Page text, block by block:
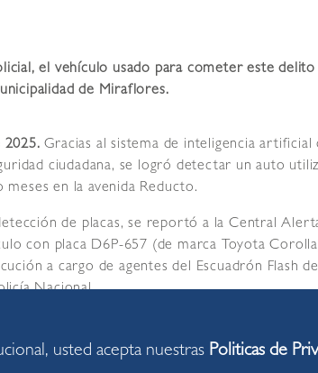
el vehículo usado para cometer este
de Miraflores.
2025.Gracias al sistema de inteligencia artificial
ciudadana, se logró detectar un auto
en la avenida Reducto.
de placas, se reportó a la Central
con placa D6P-657 (de marca Toyota
a cargo de agentes del Escuadrón Flash
Nacional.
usted acepta nuestras Politicas de